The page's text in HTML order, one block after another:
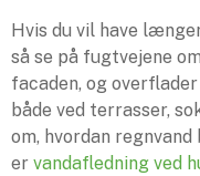
Hvis du vil have
så se på fugtvejene
facaden, og
både ved terrasser,
om, hvordan
er vandafledning ved